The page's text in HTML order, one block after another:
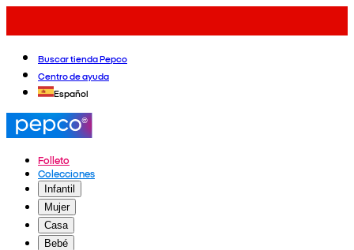
Buscar tienda Pepco
Centro de ayuda
Español
Folleto
Colecciones
Infantil
Mujer
Casa
Bebé